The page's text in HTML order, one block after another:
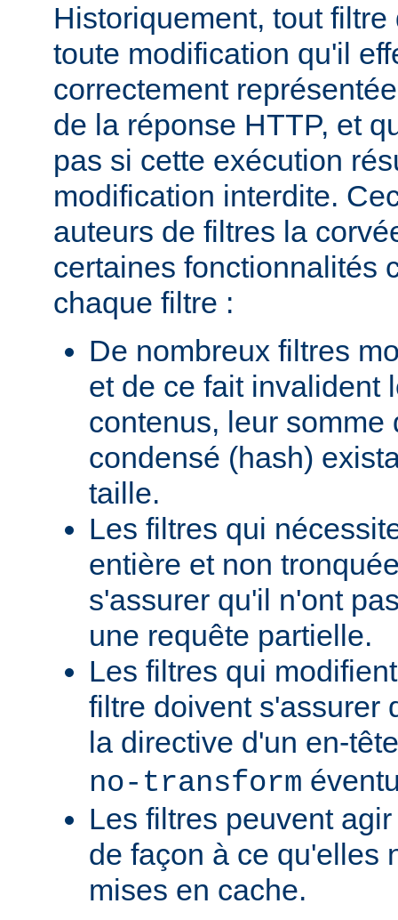
Historiquement, tout
toute modification qu'il
correctement
de la réponse HTTP, et
pas si cette exécution
modification interdite.
auteurs de filtres la
certaines fonctionnalités
chaque filtre :
De nombreux filtres
et de ce fait invalident
contenus, leur somme
condensé (hash)
taille.
Les filtres qui
entière et non
s'assurer qu'il n'ont
une requête partielle.
Les filtres qui
filtre doivent s'assurer
la directive d'un en-
no-transform
Les filtres peuvent
de façon à ce qu'elles
mises en cache.